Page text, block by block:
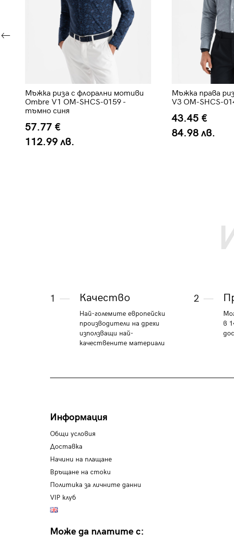
Мъжка риза с флорални мотиви
Ombre V1 OM-SHCS-0159 -
тъмно синя
57.77 €
112.99 лв.
Мъжка права
V3 OM-SHCS-
43.45 €
84.98 лв.
1 Качество
Най-големите европейски
производители на дрехи
използващи най-
качествените материали
2
в
Информация
Общи условия
Доставка
Начини на плащане
Връщане на стоки
Политика за личните данни
VIP клуб
Може да платите с: